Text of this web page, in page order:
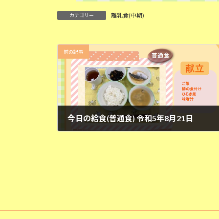
カテゴリー 離乳食(中期)
前の記事
今日の給食(普通食) 令和5年8月21日